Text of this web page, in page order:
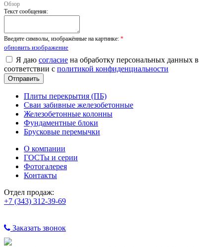
Обзор
Текст сообщения:
Введите символы, изображённые на картинке: *
обновить изображение
Я даю согласие на обработку персональных данных в
соответствии с политикой конфиденциальности
Плиты перекрытия (ПБ)
Сваи забивные железобетонные
Железобетонные колонны
Фундаментные блоки
Брусковые перемычки
О компании
ГОСТы и серии
Фотогалерея
Контакты
Отдел продаж:
+7 (343) 312-39-69
Заказать звонок